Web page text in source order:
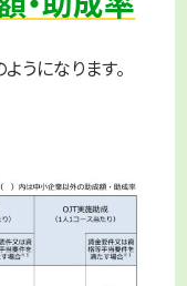
うになります。